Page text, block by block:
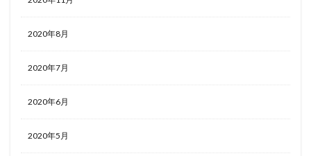
2020年8月
2020年7月
2020年6月
2020年5月